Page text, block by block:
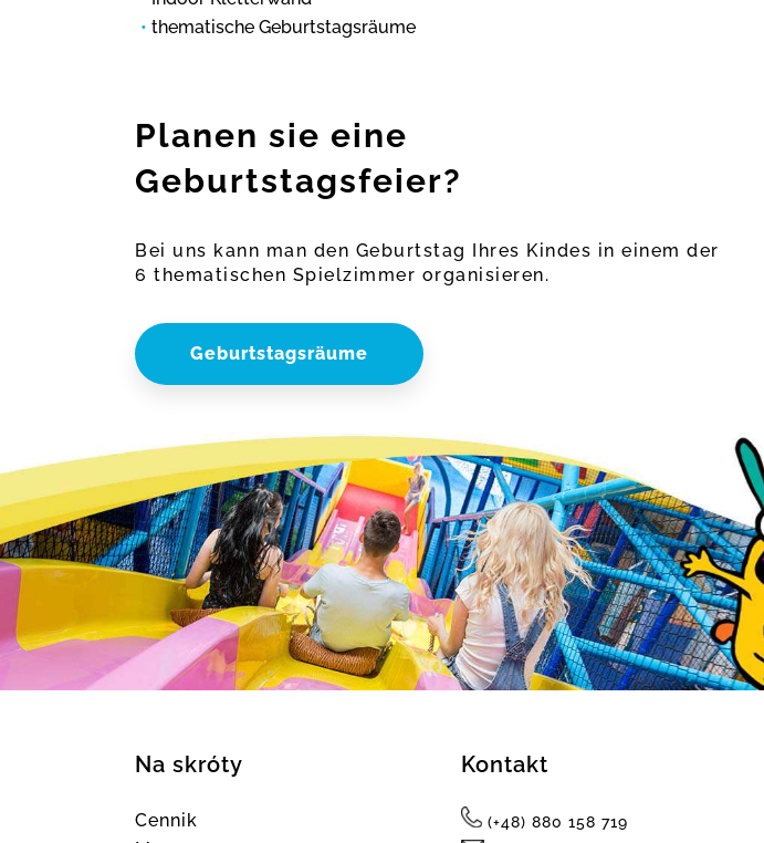
thematische Geburtstagsräume
Planen sie eine
Geburtstagsfeier?
Bei uns kann man den Geburtstag Ihres Kindes in einem der
6 thematischen Spielzimmer organisieren.
Geburtstagsräume
Na skróty
Cennik
Kontakt
(+48) 880 158 719